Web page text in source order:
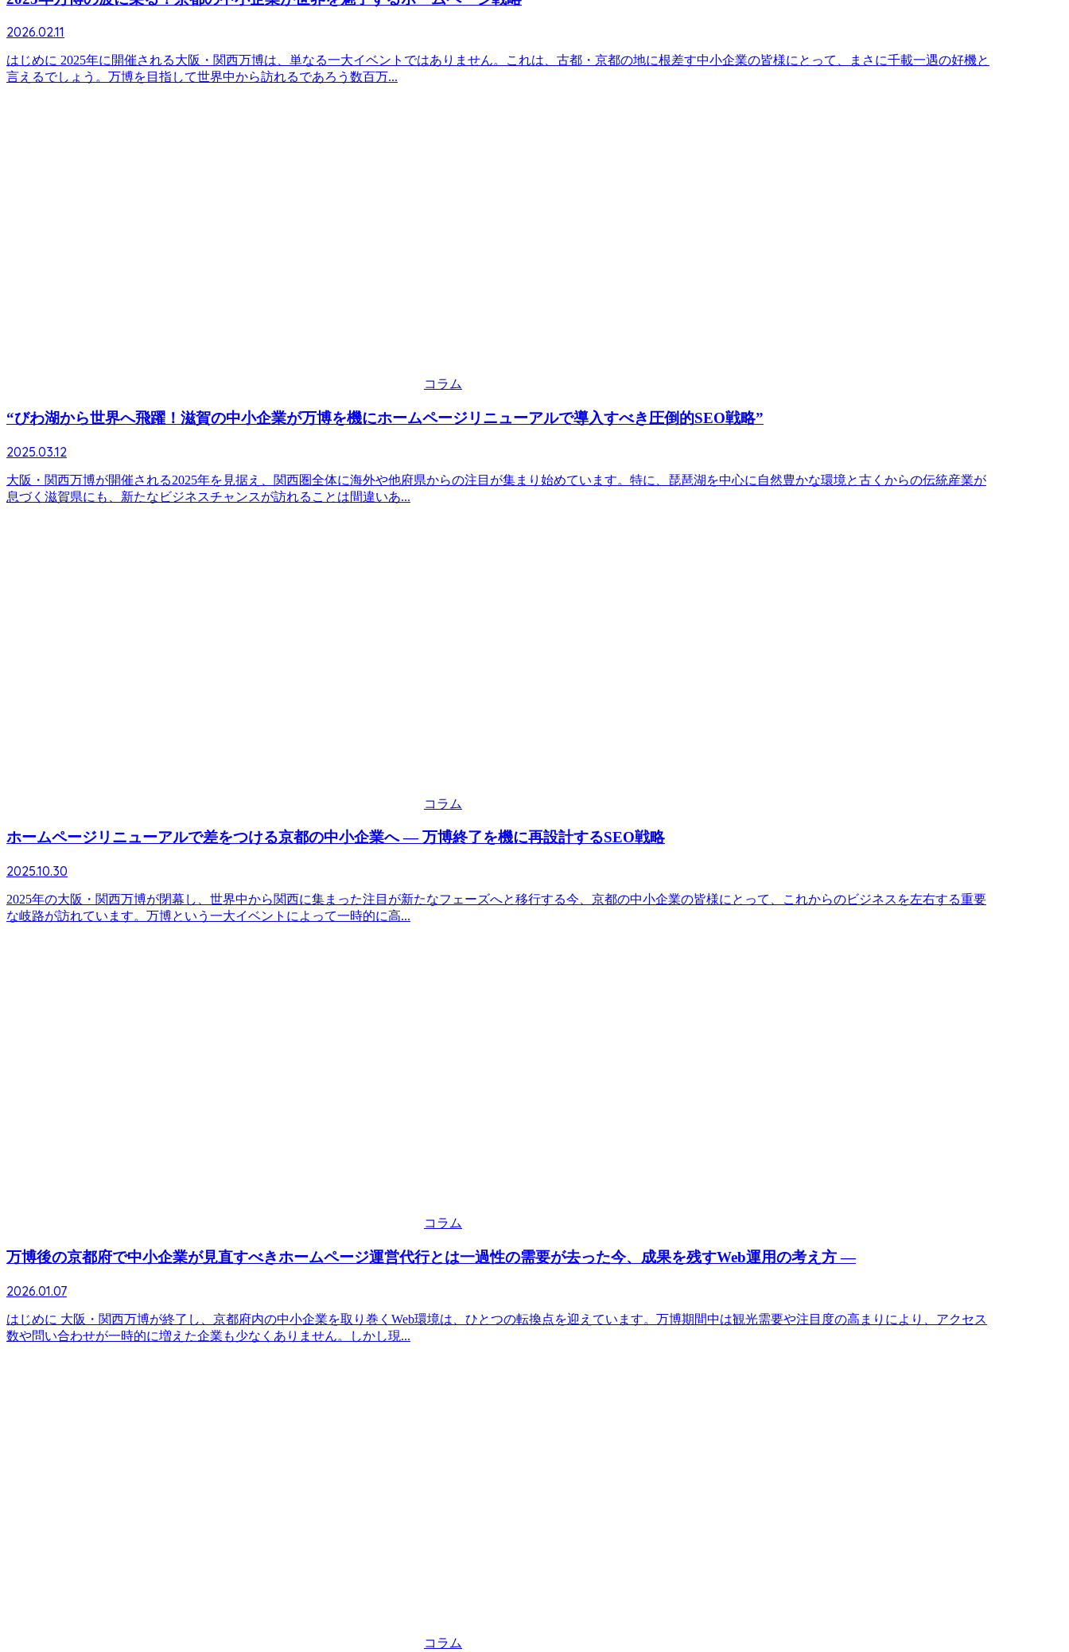
2026.02.11
はじめに 2025年に開催される大阪・関西万博は、単なる一大イベントではありません。これは、古都・京都の地に根差す中小企業の皆様にとって、まさに千載一遇の好機と
言えるでしょう。万博を目指して世界中から訪れるであろう数百万...
コラム
“びわ湖から世界へ飛躍！滋賀の中小企業が万博を機にホームページリニューアルで導入すべき圧倒的SEO戦略”
2025.03.12
大阪・関西万博が開催される2025年を見据え、関西圏全体に海外や他府県からの注目が集まり始めています。特に、琵琶湖を中心に自然豊かな環境と古くからの伝統産業が
息づく滋賀県にも、新たなビジネスチャンスが訪れることは間違いあ...
コラム
ホームページリニューアルで差をつける京都の中小企業へ — 万博終了を機に再設計するSEO戦略
2025.10.30
2025年の大阪・関西万博が閉幕し、世界中から関西に集まった注目が新たなフェーズへと移行する今、京都の中小企業の皆様にとって、これからのビジネスを左右する重要
な岐路が訪れています。万博という一大イベントによって一時的に高...
コラム
万博後の京都府で中小企業が見直すべきホームページ運営代行とは一過性の需要が去った今、成果を残すWeb運用の考え方 ―
2026.01.07
はじめに 大阪・関西万博が終了し、京都府内の中小企業を取り巻くWeb環境は、ひとつの転換点を迎えています。万博期間中は観光需要や注目度の高まりにより、アクセス
数や問い合わせが一時的に増えた企業も少なくありません。しかし現...
コラム